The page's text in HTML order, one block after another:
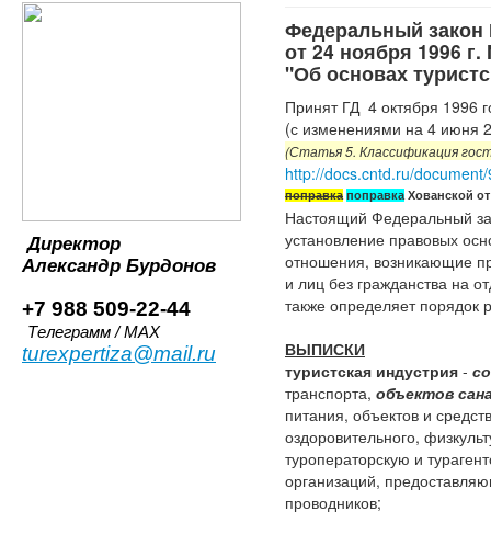
Директор
Александр Бурдонов
+7 988 509-22-44
Телеграмм / MAX
turexpertiza@mail.ru
Федеральный закон
от 24 ноября 1996 г.
"Об основах
Принят ГД 4 октября 1996
(с изменениями на 4 июня
(Статья 5. Классификация
http://docs.cntd.ru/
поправка поправка Хованской от
Настоящий Федеральный
установление правовых
отношения, возникающие
и лиц без гражданства на
также определяет порядок
ВЫПИСКИ
туристская индустрия -
транспорта, объектов
питания, объектов и
оздоровительного,
туроператорскую и
организаций,
проводников;